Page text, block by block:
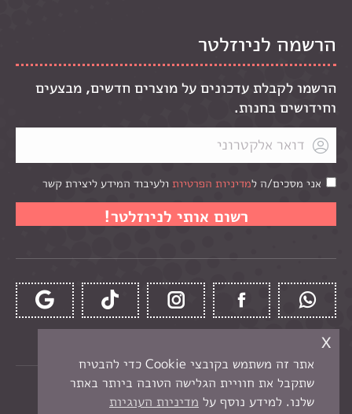
הרשמה לניוזלטר
הרשמו לקבלת עדכונים על מוצרים חדשים, מבצעים
וחידושים בחנות.
אני מסכים/ה למדיניות הפרטיות ולעיבוד המידע ליצירת קשר
כל הזכויות שמורות לקרן -חנות יצירה בנתניה
תפריט תחתון
אתר זה משתמש בקובצי Cookie כדי להבטיח
שתקבל את חוויית הגלישה הטובה ביותר באתר
שלנו. למידע נוסף על מדיניות העוגיות
x